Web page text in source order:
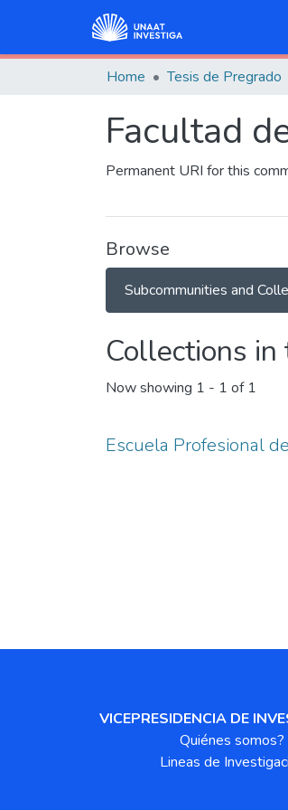
Home Tesis de Pregrado
Facultad
Permanent URI for this
Browse
Subcommunities and
Collections
Now showing 1 - 1 of 1
Escuela Profesional
VICEPRESIDENCIA DE
Quiénes somos?
Lineas de